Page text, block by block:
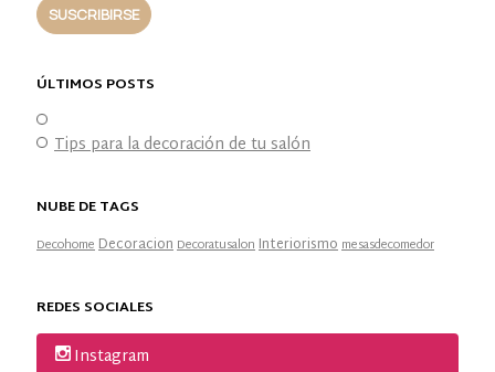
ÚLTIMOS POSTS
Tips para la decoración de tu salón
NUBE DE TAGS
DecohomeDecoracionDecoratusalonInteriorismomesasdecomedor
REDES SOCIALES
Instagram